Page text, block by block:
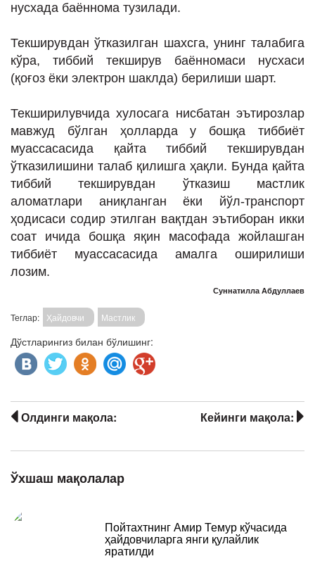
нусхада баённома тузилади.
Текширувдан ўтказилган шахсга, унинг талабига
кўра, тиббий текширув баённомаси нусхаси
(қоғоз ёки электрон шаклда) берилиши шарт.
Текширилувчида хулосага нисбатан эътирозлар
мавжуд бўлган ҳолларда у бошқа тиббиёт
муассасасида қайта тиббий текширувдан
ўтказилишини талаб қилишга ҳақли. Бунда қайта
тиббий текширувдан ўтказиш мастлик
аломатлари аниқланган ёки йўл-транспорт
ҳодисаси содир этилган вақтдан эътиборан икки
соат ичида бошқа яқин масофада жойлашган
тиббиёт муассасасида амалга оширилиши
лозим.
Суннатилла Абдуллаев
Теглар: Ҳайдовчи Мастлик
Дўстларингиз билан бўлишинг:
Кейинги мақола:
Олдинги мақола:
Ўхшаш мақолалар
Пойтахтнинг Амир Темур кўчасида
ҳайдовчиларга янги қулайлик
яратилди